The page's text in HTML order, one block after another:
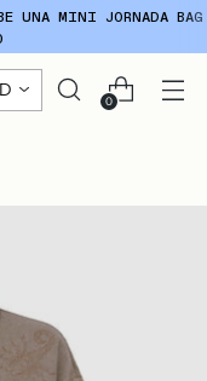
UNA MINI JORNADA BAG
0